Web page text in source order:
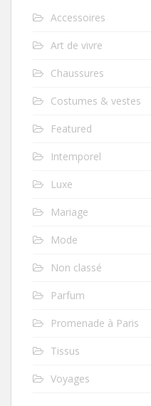
Accessoires
Art de vivre
Chaussures
Costumes & vestes
Featured
Intemporel
Luxe
Mariage
Mode
Non classé
Parfum
Promenade à Paris
Tissus
Voyages